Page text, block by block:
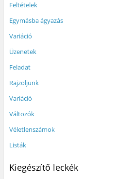
Feltételek
Egymásba ágyazás
Variáció
Üzenetek
Feladat
Rajzoljunk
Variáció
Változók
Véletlenszámok
Listák
Kiegészítő leckék